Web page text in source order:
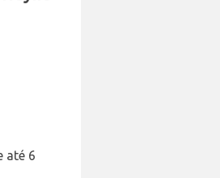
até 6